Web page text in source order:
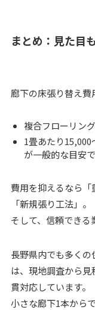
まとめ：見た目
廊下の床張り替え費
複合フローリン
1畳あたり
が一般的な目安で
費用を抑えるなら
「新規張り工法」。
そして、信頼できる
長野県内でも多く
は、現地調査から
貫対応しています。
小さな廊下1本から